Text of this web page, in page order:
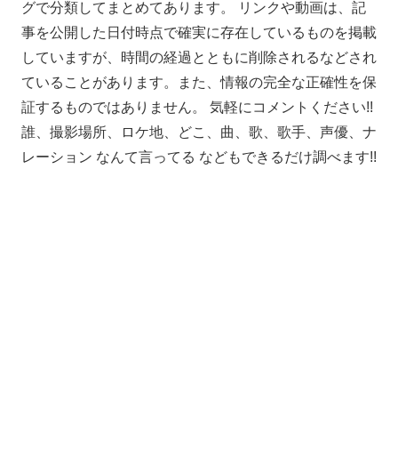
グで分類してまとめてあります。 リンクや動画は、記
事を公開した日付時点で確実に存在しているものを掲載
していますが、時間の経過とともに削除されるなどされ
ていることがあります。また、情報の完全な正確性を保
証するものではありません。 気軽にコメントください!!
誰、撮影場所、ロケ地、どこ、曲、歌、歌手、声優、ナ
レーション なんて言ってる などもできるだけ調べます!!